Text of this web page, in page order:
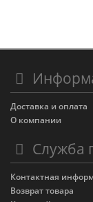
Доставка и оплата
О компании
Служба
Контактная
Возврат товара